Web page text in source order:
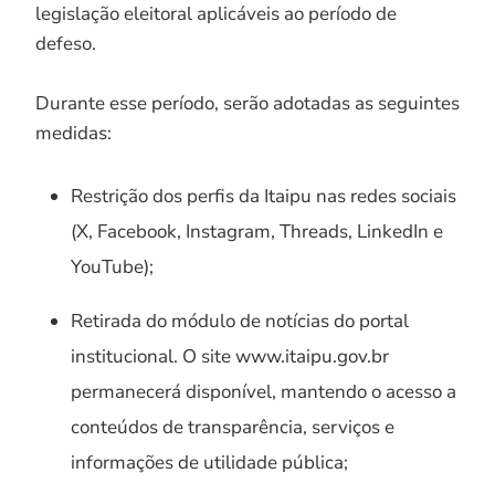
legislação eleitoral aplicáveis ao período de
defeso.
Durante esse período, serão adotadas as seguintes
medidas:
Restrição dos perfis da Itaipu nas redes sociais
(X, Facebook, Instagram, Threads, LinkedIn e
YouTube);
Retirada do módulo de notícias do portal
institucional. O site www.itaipu.gov.br
permanecerá disponível, mantendo o acesso a
conteúdos de transparência, serviços e
informações de utilidade pública;